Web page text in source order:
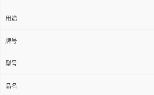
用途
牌号
型号
品名